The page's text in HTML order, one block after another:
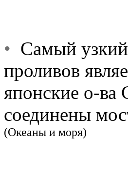
• Самый
проливов
японские о-ва
соединены
(Океаны и моря)